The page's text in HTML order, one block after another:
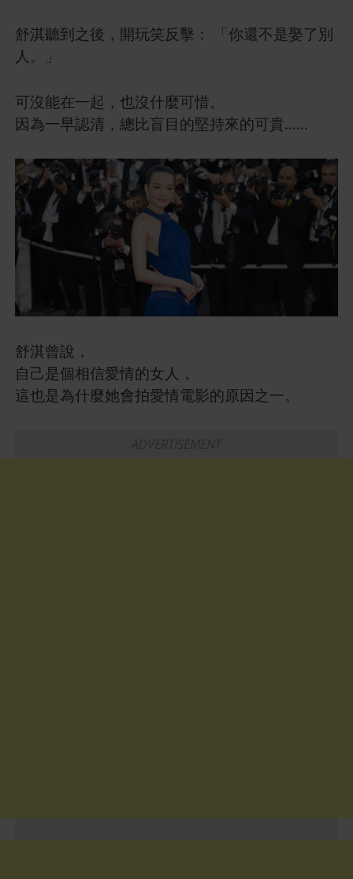
舒淇聽到之後，開玩笑反擊： 「你還不是娶了別
人。」
可沒能在一起，也沒什麼可惜。
因為一早認清，總比盲目的堅持來的可貴……
舒淇曾說，
自己是個相信愛情的女人，
這也是為什麼她會拍愛情電影的原因之一。